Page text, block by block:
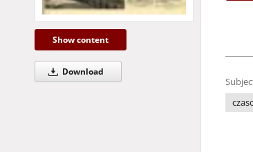
Show content
Download